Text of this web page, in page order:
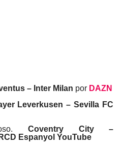
– Inter Milan por DAZN
Leverkusen – Sevilla FC
Coventry City –
RCD Espanyol YouTube